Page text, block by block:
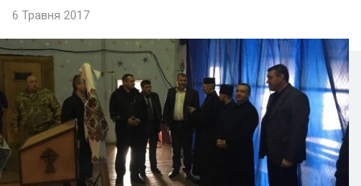
6 Травня 2017